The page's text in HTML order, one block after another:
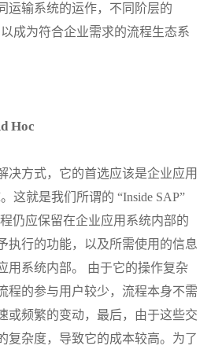
运输系统的运作，不同阶层的
成为符合企业需求的流程生态系
Hoc
决方式，它的首选应该是企业应用
这就是我们所谓的 “Inside SAP”
仍应保留在企业应用系统内部的
执行的功能，以及所需使用的信息
用系统内部。 由于它的操作复杂
程的参与用户较少，流程本身不需
或频繁的变动，最后，由于这些交
复杂度，导致它的成本较高。为了